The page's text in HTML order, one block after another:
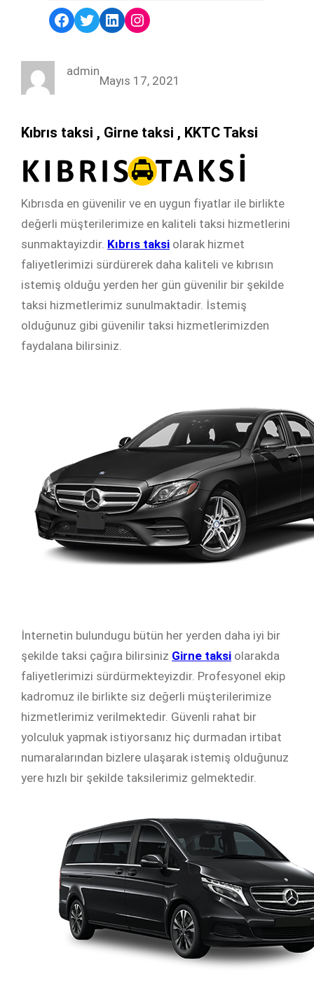
Facebook Twitter LinkedIn Instagram
admin
Mayıs 17, 2021
Kıbrıs taksi , Girne taksi , KKTC Taksi
Kıbrısda en güvenilir ve en uygun fiyatlar ile birlikte
değerli müşterilerimize en kaliteli taksi hizmetlerini
sunmaktayizdir. Kıbrıs taksi olarak hizmet
faliyetlerimizi sürdürerek daha kaliteli ve kıbrısın
istemiş olduğu yerden her gün güvenilir bir şekilde
taksi hizmetlerimiz sunulmaktadir. İstemiş
olduğunuz gibi güvenilir taksi hizmetlerimizden
faydalana bilirsiniz.
İnternetin bulundugu bütün her yerden daha iyi bir
şekilde taksi çağıra bilirsiniz Girne taksi olarakda
faliyetlerimizi sürdürmekteyizdir. Profesyonel ekip
kadromuz ile birlikte siz değerli müşterilerimize
hizmetlerimiz verilmektedir. Güvenli rahat bir
yolculuk yapmak istiyorsanız hiç durmadan irtibat
numaralarından bizlere ulaşarak istemiş olduğunuz
yere hızlı bir şekilde taksilerimiz gelmektedir.